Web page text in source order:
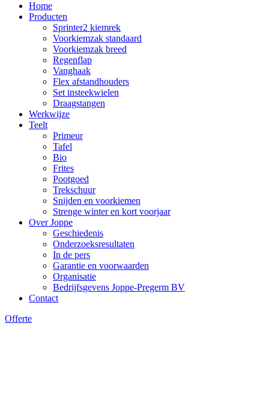
Home
Producten
Sprinter2 kiemrek
Voorkiemzak standaard
Voorkiemzak breed
Regenflap
Vanghaak
Flex afstandhouders
Set insteekwielen
Draagstangen
Werkwijze
Teelt
Primeur
Tafel
Bio
Frites
Pootgoed
Trekschuur
Snijden en voorkiemen
Strenge winter en kort voorjaar
Over Joppe
Geschiedenis
Onderzoeksresultaten
In de pers
Garantie en voorwaarden
Organisatie
Bedrijfsgevens Joppe-Pregerm BV
Contact
Offerte